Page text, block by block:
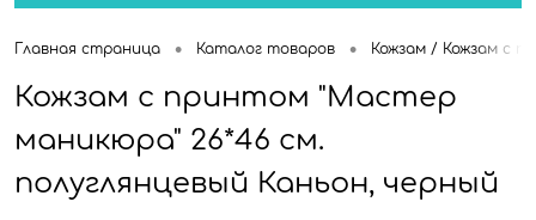
Главная страница • Каталог товаров • Кожзам / Кожзам с
Кожзам с принтом "Мастер
маникюра" 26*46 см.
полуглянцевый Каньон, черный